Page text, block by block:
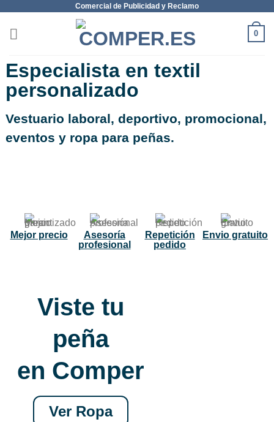
Comercial de Publicidad y Reclamo
0
Especialista en textil
personalizado
Vestuario laboral, deportivo, promocional,
eventos y ropa para peñas.
NUEVO Envio gratuito
Repetición
pedido
Asesoría
profesional
Mejor precio
Viste tu
peña
en Comper
Ver Ropa